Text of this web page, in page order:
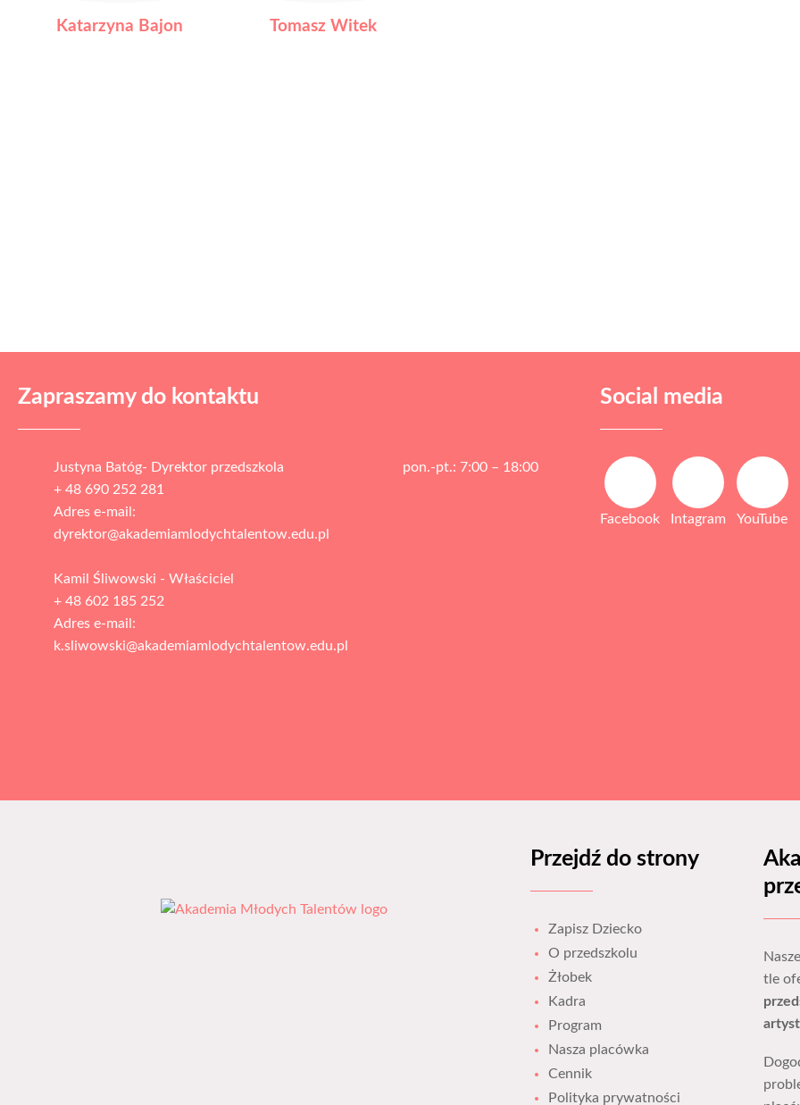
Katarzyna Bajon Tomasz Witek
Zapraszamy do kontaktu
Justyna Batóg- Dyrektor przedszkola
+ 48 690 252 281
Adres e-mail:
dyrektor@akademiamlodychtalentow.edu.pl
Kamil Śliwowski - Właściciel
+ 48 602 185 252
Adres e-mail:
k.sliwowski@akademiamlodychtalentow.edu.pl
pon.-pt.: 7:00 – 18:00
Social media
Facebook Intagram YouTube
Przejdź do strony
Zapisz Dziecko
O przedszkolu
Żłobek
Kadra
Program
Nasza placówka
Cennik
Polityka prywatności
tle